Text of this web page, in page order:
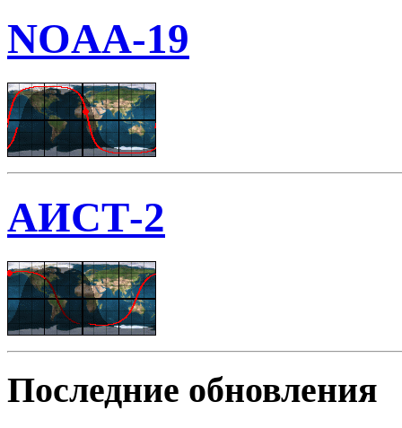
NOAA-19
АИСТ-2
Последние обновления